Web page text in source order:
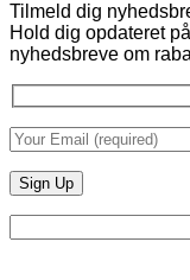
Tilmeld dig
Hold dig opdateret
nyhedsbreve om